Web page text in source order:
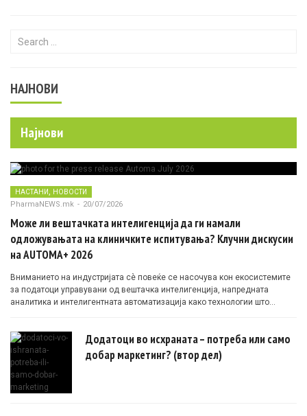
Search for:
НАЈНОВИ
Најнови
НАСТАНИ, НОВОСТИ
PharmaNEWS.mk - 20/07/2026
Може ли вештачката интелигенција да ги намали
одложувањата на клиничките испитувања? Клучни дискусии
на AUTOMA+ 2026
Вниманието на индустријата сè повеќе се насочува кон екосистемите
за податоци управувани од вештачка интелигенција, напредната
аналитика и интелигентната автоматизација како технологии што
Додатоци во исхраната – потреба или само
добар маркетинг? (втор дел)